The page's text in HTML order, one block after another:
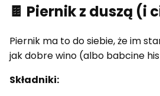
🍫 Piernik z duszą (i
Piernik ma to do siebie, że im
jak dobre wino (albo babcine
Składniki: